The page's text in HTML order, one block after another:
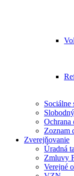
Sociálne
Ochrana
Zoznam
Zverejňovanie
Úradná
Zmluvy
Verejné